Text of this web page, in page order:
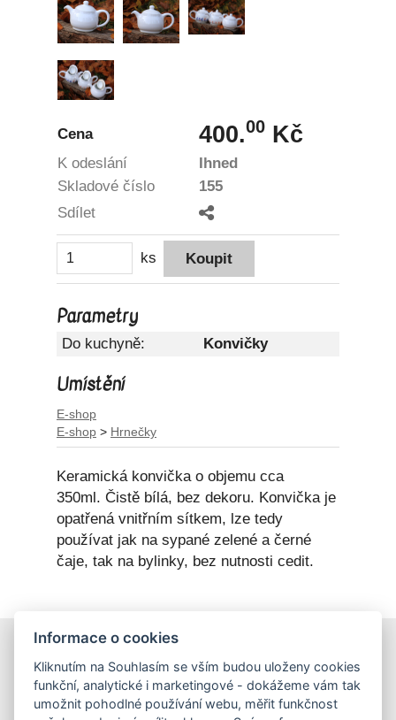
Cena 400.00 Kč
K odeslání
Ihned
Skladové číslo
155
Sdílet
ks
Parametry
Do kuchyně: Konvičky
Umístění
E-shop
E-shop > Hrnečky
Keramická konvička o objemu cca
350ml. Čistě bílá, bez dekoru. Konvička je
opatřená vnitřním sítkem, lze tedy
používat jak na sypané zelené a černé
čaje, tak na bylinky, bez nutnosti cedit.
Obchodní podmínky
Podmínky ochrany osobních údajů
Informace o cookies
Kliknutím na Souhlasím se vším budou uloženy cookies
funkční, analytické i marketingové - dokážeme vám tak
umožnit pohodlné používání webu, měřit funkčnost